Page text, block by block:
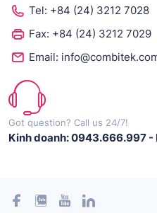
Tel: +84 (24) 3212 7028
Fax: +84 (24) 3212 7029
Email:
Got question? Call us 24/7!
Kinh doanh: 0943.666.997 -